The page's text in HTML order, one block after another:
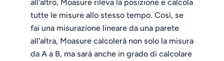
all'altro, Moasure rileva la posizione e calcola
tutte le misure allo stesso tempo. Così, se
fai una misurazione lineare da una parete
all'altra, Moasure calcolerà non solo la misura
da A a B, ma sarà anche in grado di calcolare